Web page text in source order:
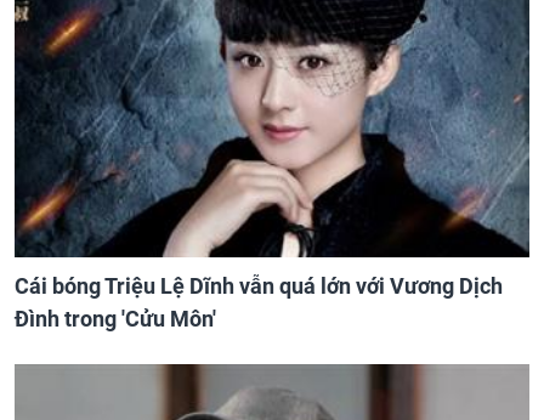
Cái bóng Triệu Lệ Dĩnh vẫn quá lớn với Vương Dịch
Đình trong 'Cửu Môn'